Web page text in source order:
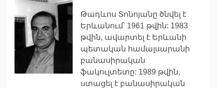
Թադևոս Տոնոյանը ծնվել է
Երևանում՝ 1961 թվին: 1983
թվին, ավարտել է Երևանի
պետական համալսարանի
բանասիրական
ֆակուլտետը: 1989 թվին,
ստացել է բանասիրական